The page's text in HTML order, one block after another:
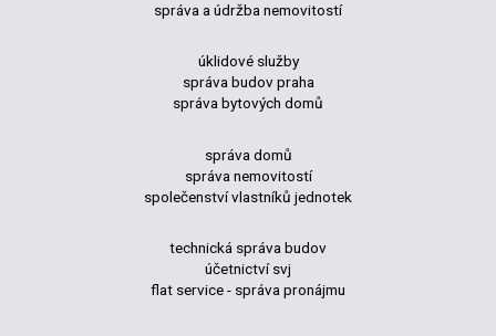
správa a údržba nemovitostí
úklidové služby
správa budov praha
správa bytových domů
správa domů
správa nemovitostí
společenství vlastníků jednotek
technická správa budov
účetnictví svj
flat service - správa pronájmu